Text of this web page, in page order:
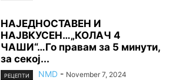
НАЈЕДНОСТАВЕН И
НАЈВКУСЕН…„КОЛАЧ 4
ЧАШИ“…Го правам за 5 минути,
за секој...
РЕЦЕПТИ NMD - November 7, 2024